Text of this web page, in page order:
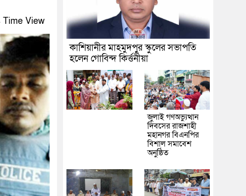
Time View
কাশিয়ানীর মাহমুদপুর স্কুলের সভাপতি
হলেন গোবিন্দ কির্ত্তনীয়া
জুলাই গণঅভ্যুত্থান
দিবসের রাজশাহী
মহানগর বিএনপির
বিশাল সমাবেশ
অনুষ্ঠিত